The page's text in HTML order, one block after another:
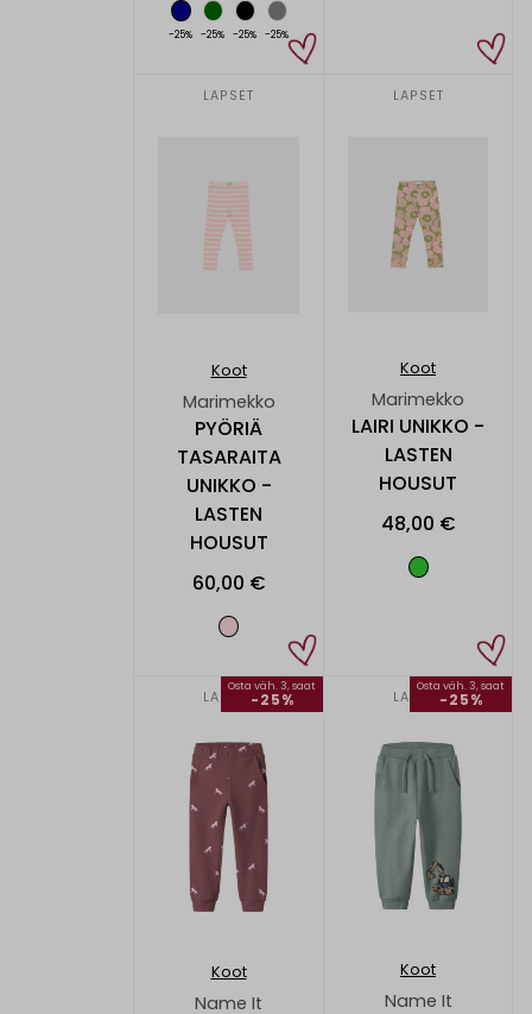
-25% -25% -25% -25%
LAPSET
Koot
Marimekko
PYÖRIÄ
TASARAITA
UNIKKO -
LASTEN
HOUSUT
60,00 €
LAPSET
Koot
Marimekko
LAIRI UNIKKO -
LASTEN
HOUSUT
48,00 €
LAPSET
Osta väh. 3, saat
-25%
Koot
Name It
LAPSET
Osta väh. 3, saat
-25%
Koot
Name It